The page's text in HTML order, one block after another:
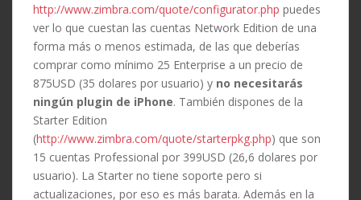
http://www.zimbra.com/quote/configurator.php puedes
ver lo que cuestan las cuentas Network Edition de una
forma más o menos estimada, de las que deberías
comprar como mínimo 25 Enterprise a un precio de
875USD (35 dolares por usuario) y no necesitarás
ningún plugin de iPhone. También dispones de la
Starter Edition
(http://www.zimbra.com/quote/starterpkg.php) que son
15 cuentas Professional por 399USD (26,6 dolares por
usuario). La Starter no tiene soporte pero si
actualizaciones, por eso es más barata. Además en la